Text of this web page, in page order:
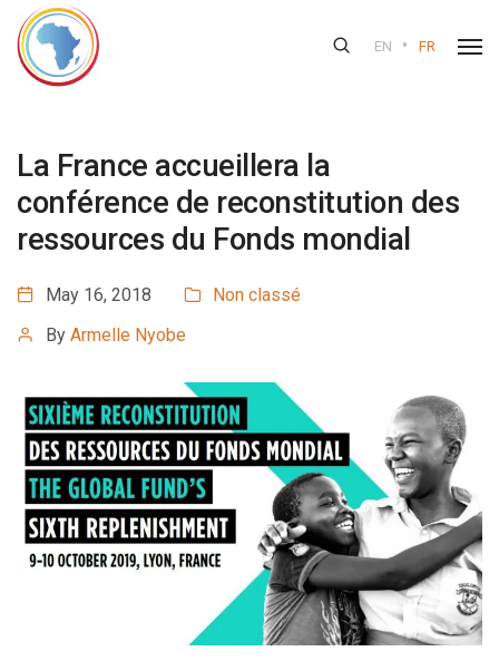
EN • FR
La France accueillera la
conférence de reconstitution des
ressources du Fonds mondial
May 16, 2018
Non classé
By Armelle Nyobe